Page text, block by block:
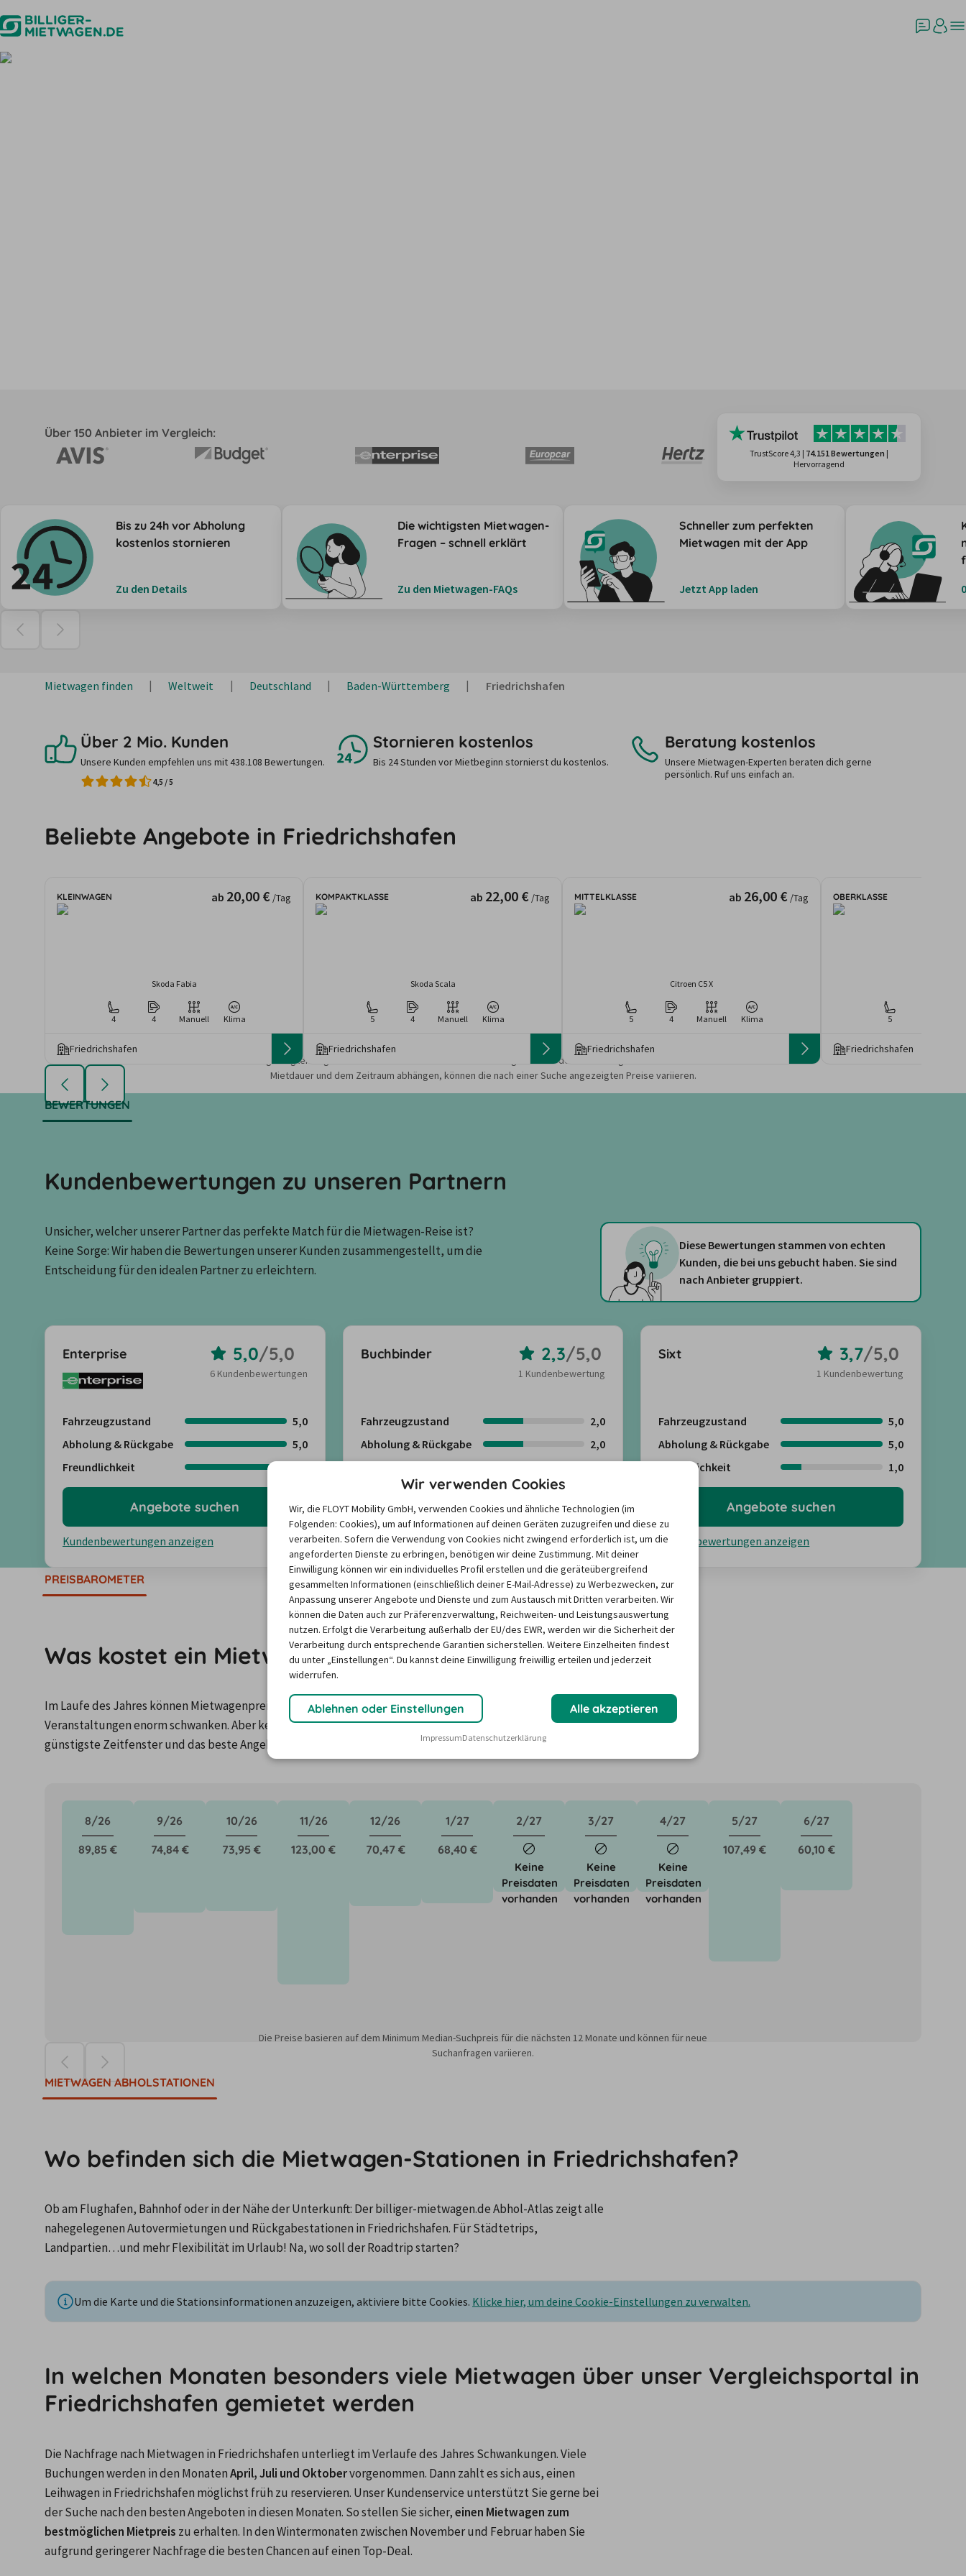
Über 150 Anbieter im Vergleich:
TrustScore 4,3 | 74.151 Bewertungen |
Hervorragend
Bis zu 24h vor Abholung
kostenlos stornieren
Zu den Details
Die wichtigsten Mietwagen-
Fragen – schnell erklärt
Zu den Mietwagen-FAQs
Schneller zum perfekten
Mietwagen mit der App
Jetzt App laden
Mietwagen finden Weltweit Deutschland Baden-Württemberg Friedrichshafen
Über 2 Mio. Kunden
Unsere Kunden empfehlen uns mit 438.108 Bewertungen.
4,5 /5
Stornieren kostenlos
Bis 24 Stunden vor Mietbeginn stornierst du kostenlos.
Beratung kostenlos
Unsere Mietwagen-Experten beraten dich gerne
persönlich. Ruf uns einfach an.
Beliebte Angebote in Friedrichshafen
KLEINWAGEN ab 20,00 € /Tag
Skoda Fabia
4 4 Manuell Klima
Friedrichshafen
KOMPAKTKLASSE ab 22,00 € /Tag
Skoda Scala
5 4 Manuell Klima
Friedrichshafen
MITTELKLASSE ab 26,00 € /Tag
Citroen C5 X
5 4 Manuell Klima
Friedrichshafen
OBERKLASSE
5
Friedrichshafen
Die angezeigten Angebote und Preise basieren auf den Suchergebnissen der letzten Tage. Da die Preise von der
Mietdauer und dem Zeitraum abhängen, können die nach einer Suche angezeigten Preise variieren.
BEWERTUNGEN
Kundenbewertungen zu unseren Partnern
Unsicher, welcher unserer Partner das perfekte Match für die Mietwagen-Reise ist?
Keine Sorge: Wir haben die Bewertungen unserer Kunden zusammengestellt, um die
Entscheidung für den idealen Partner zu erleichtern.
Diese Bewertungen stammen von echten
Kunden, die bei uns gebucht haben. Sie sind
nach Anbieter gruppiert.
Enterprise 5,0/5,0
6 Kundenbewertungen
Fahrzeugzustand
5,0
Abholung & Rückgabe
5,0
Freundlichkeit
Kundenbewertungen anzeigen
Angebote suchen
Buchbinder 2,3/5,0
1 Kundenbewertung
Fahrzeugzustand
2,0
Abholung & Rückgabe
2,0
Kundenbewertungen anzeigen
Angebote suchen
Sixt 3,7/5,0
1 Kundenbewertung
Fahrzeugzustand
5,0
Abholung & Rückgabe
5,0
Freundlichkeit
1,0
Kundenbewertungen anzeigen
Angebote suchen
PREISBAROMETER
Was kostet ein Mietwagen in Friedrichshafen ?
Im Laufe des Jahres können Mietwagenpreise durch Faktoren wie saisonale Nachfrage, Feiertage oder lokale
Veranstaltungen enorm schwanken. Aber keine Panik: Unser Mietwagen-Preisbarometer hilft immer, das
günstigste Zeitfenster und das beste Angebot für den Mietwagen zu finden - versprochen!
8/26
89,85 €
9/26
74,84 €
10/26
73,95 €
11/26
123,00 €
12/26
70,47 €
1/27
68,40 €
2/27
Keine
Preisdaten
vorhanden
3/27
Keine
Preisdaten
vorhanden
4/27
Keine
Preisdaten
vorhanden
5/27
107,49 €
6/27
60,10 €
Die Preise basieren auf dem Minimum Median-Suchpreis für die nächsten 12 Monate und können für neue
Suchanfragen variieren.
MIETWAGEN ABHOLSTATIONEN
Wo befinden sich die Mietwagen-Stationen in Friedrichshafen?
Ob am Flughafen, Bahnhof oder in der Nähe der Unterkunft: Der billiger-mietwagen.de Abhol-Atlas zeigt alle
nahegelegenen Autovermietungen und Rückgabestationen in Friedrichshafen. Für Städtetrips,
Landpartien…und mehr Flexibilität im Urlaub! Na, wo soll der Roadtrip starten?
Um die Karte und die Stationsinformationen anzuzeigen, aktiviere bitte Cookies. Klicke hier, um deine Cookie-Einstellungen zu verwalten.
In welchen Monaten besonders viele Mietwagen über unser Vergleichsportal in
Friedrichshafen gemietet werden
Die Nachfrage nach Mietwagen in Friedrichshafen unterliegt im Verlaufe des Jahres Schwankungen. Viele
Buchungen werden in den Monaten April, Juli und Oktober vorgenommen. Dann zahlt es sich aus, einen
Leihwagen in Friedrichshafen möglichst früh zu reservieren. Unser Kundenservice unterstützt Sie gerne bei
der Suche nach den besten Angeboten in diesen Monaten. So stellen Sie sicher, einen Mietwagen zum
bestmöglichen Mietpreis zu erhalten. In den Wintermonaten zwischen November und Februar haben Sie
aufgrund geringerer Nachfrage die besten Chancen auf einen Top-Deal.
Wir verwenden Cookies
Wir, die FLOYT Mobility GmbH, verwenden Cookies und ähnliche Technologien (im
Folgenden: Cookies), um auf Informationen auf deinen Geräten zuzugreifen und diese zu
verarbeiten. Sofern die Verwendung von Cookies nicht zwingend erforderlich ist, um die
angeforderten Dienste zu erbringen, benötigen wir deine Zustimmung. Mit deiner
Einwilligung können wir ein individuelles Profil erstellen und die geräteübergreifend
gesammelten Informationen (einschließlich deiner E-Mail-Adresse) zu Werbezwecken, zur
Anpassung unserer Angebote und Dienste und zum Austausch mit Dritten verarbeiten. Wir
können die Daten auch zur Präferenzverwaltung, Reichweiten- und Leistungsauswertung
nutzen. Erfolgt die Verarbeitung außerhalb der EU/des EWR, werden wir die Sicherheit der
Verarbeitung durch entsprechende Garantien sicherstellen. Weitere Einzelheiten findest
du unter „Einstellungen“. Du kannst deine Einwilligung freiwillig erteilen und jederzeit
widerrufen.
Ablehnen oder Einstellungen Alle akzeptieren
ImpressumDatenschutzerklärung